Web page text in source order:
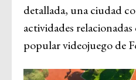
detallada, una ciudad
actividades
popular videojuego de